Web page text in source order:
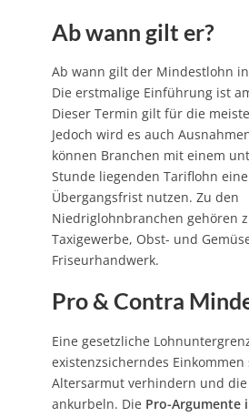
Ab wann gilt er?
Ab wann gilt der Mindestlohn
Die erstmalige Einführung ist
Dieser Termin gilt für die
Jedoch wird es auch
können Branchen mit einem
Stunde liegenden Tariflohn
Übergangsfrist nutzen. Zu den
Niedriglohnbranchen gehören
Taxigewerbe, Obst- und
Friseurhandwerk.
Pro & Contra
Eine gesetzliche
existenzsicherndes Einkommen
Altersarmut verhindern und
ankurbeln. Die Pro-Argumente